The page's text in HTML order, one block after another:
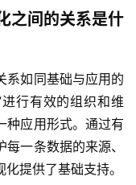
之间的关系是什
系如同基础与应用的
行有效的组织和维
种应用形式。通过有
一条数据的来源、
提供了基础支持。